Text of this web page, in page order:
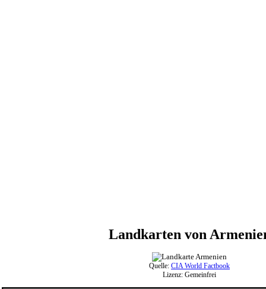
Landkarten von
Quelle: CIA World Factbook
Lizenz: Gemeinfrei